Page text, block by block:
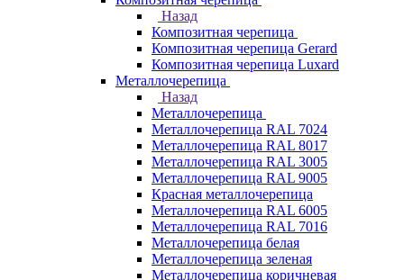
Назад
Композитная черепица
Композитная черепица Gerard
Композитная черепица Luxard
Металлочерепица
Назад
Металлочерепица
Металлочерепица RAL 7024
Металлочерепица RAL 8017
Металлочерепица RAL 3005
Металлочерепица RAL 9005
Красная металлочерепица
Металлочерепица RAL 6005
Металлочерепица RAL 7016
Металлочерепица белая
Металлочерепица зеленая
Металлочерепица коричневая